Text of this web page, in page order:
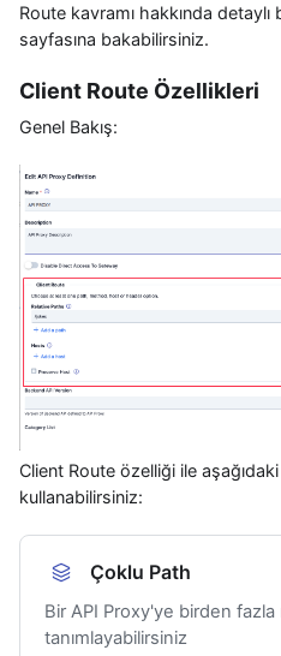
Route kavramı hakkında detaylı
sayfasına bakabilirsiniz.
Client Route Özellikleri
Genel Bakış:
Client Route özelliği ile
kullanabilirsiniz:
Çoklu Path
Bir API Proxy'ye birden
tanımlayabilirsiniz